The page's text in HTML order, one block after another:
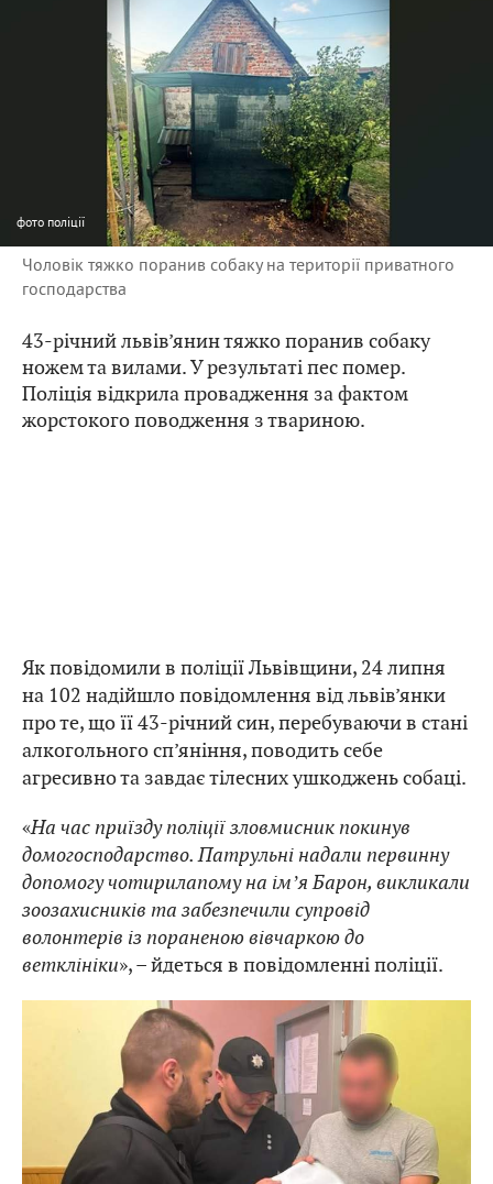
фото поліції
Чоловік тяжко поранив собаку на території приватного
господарства
43-річний львів’янин тяжко поранив собаку
ножем та вилами. У результаті пес помер.
Поліція відкрила провадження за фактом
жорстокого поводження з твариною.
Як повідомили в поліції Львівщини, 24 липня
на 102 надійшло повідомлення від львів’янки
про те, що її 43-річний син, перебуваючи в стані
алкогольного сп’яніння, поводить себе
агресивно та завдає тілесних ушкоджень собаці.
«На час приїзду поліції зловмисник покинув
домогосподарство. Патрульні надали первинну
допомогу чотирилапому на імʼя Барон, викликали
зоозахисників та забезпечили супровід
волонтерів із пораненою вівчаркою до
ветклініки», – йдеться в повідомленні поліції.